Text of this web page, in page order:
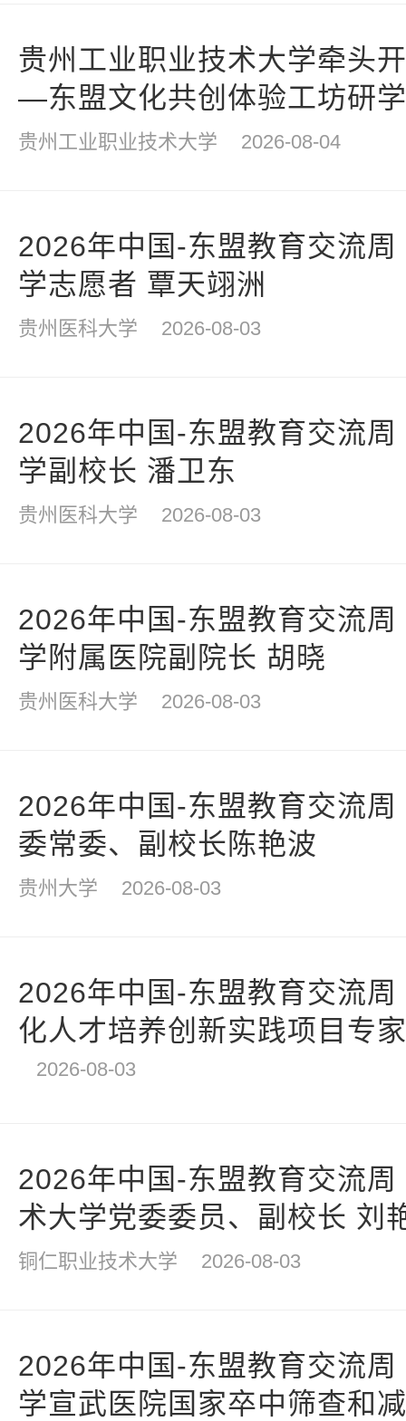
贵州工业职业技术大学牵头
—东盟文化共创体验工坊研
贵州工业职业技术大学 2026-08-04
2026年中国-东盟教育交流
学志愿者 覃天翊洲
贵州医科大学 2026-08-03
2026年中国-东盟教育交流
学副校长 潘卫东
贵州医科大学 2026-08-03
2026年中国-东盟教育交流
学附属医院副院长 胡晓
贵州医科大学 2026-08-03
2026年中国-东盟教育交流
委常委、副校长陈艳波
贵州大学 2026-08-03
2026年中国-东盟教育交流
化人才培养创新实践项目专
跃朴
2026-08-03
2026年中国-东盟教育交流
术大学党委委员、副校长 刘
铜仁职业技术大学 2026-08-03
2026年中国-东盟教育交流
学宣武医院国家卒中筛查和